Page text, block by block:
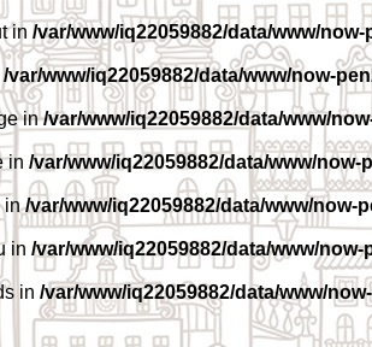
in /var/www/iq22059882/data/www/
/var/www/iq22059882/data/www/now-
in/var/www/iq22059882/data/www/
in /var/www/iq22059882/data/www/
in/var/www/iq22059882/data/www/now-
in /var/www/iq22059882/data/www/
in /var/www/iq22059882/data/www/